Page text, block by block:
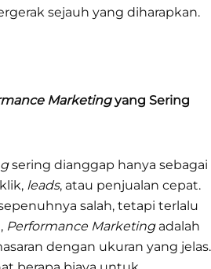
sejauh yang diharapkan.
Marketingyang Sering
sering dianggap hanya sebagai
leads, atau penjualan cepat.
salah, tetapi terlalu
Performance Marketingadalah
dengan ukuran yang jelas.